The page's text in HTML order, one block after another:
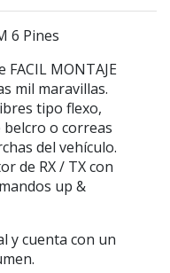
6 Pines
MONTAJE
mil maravillas.
tipo flexo,
o correas
del vehículo.
de RX / TX con
up &
y cuenta con un